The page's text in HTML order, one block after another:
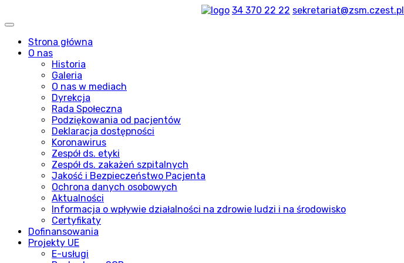
34 370 22 22 sekretariat@zsm.czest.pl
Strona główna
O nas
Historia
Galeria
O nas w mediach
Dyrekcja
Rada Społeczna
Podziękowania od pacjentów
Deklaracja dostępności
Koronawirus
Zespół ds. etyki
Zespół ds. zakażeń szpitalnych
Jakość i Bezpieczeństwo Pacjenta
Ochrona danych osobowych
Aktualności
Informacja o wpływie działalności na zdrowie ludzi i na środowisko
Certyfikaty
Dofinansowania
Projekty UE
E-usługi